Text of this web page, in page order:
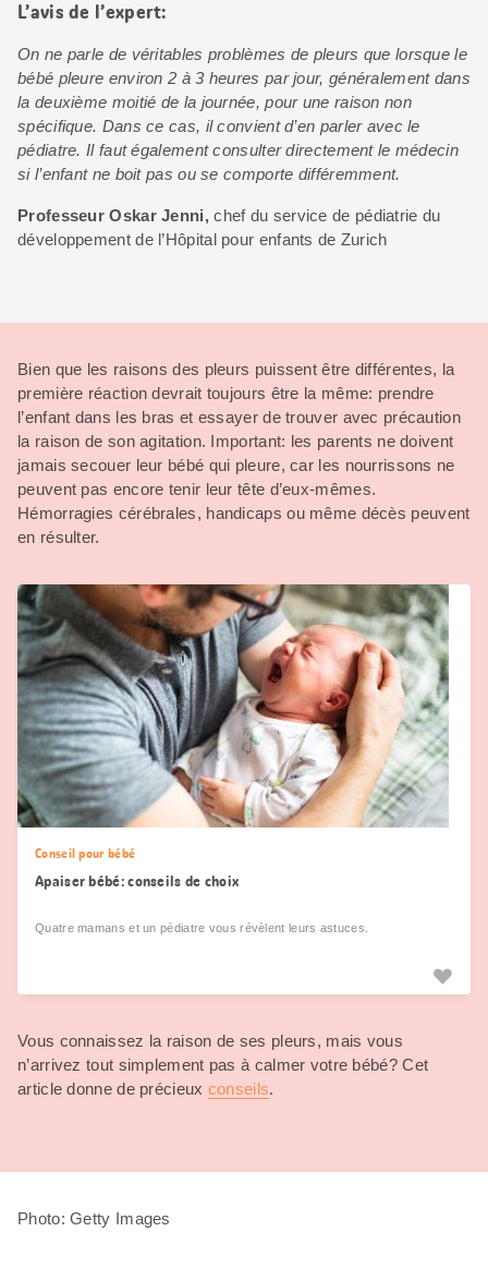
L’avis de l’expert:
On ne parle de véritables problèmes de pleurs que lorsque le
bébé pleure environ 2 à 3 heures par jour, généralement dans
la deuxième moitié de la journée, pour une raison non
spécifique. Dans ce cas, il convient d’en parler avec le
pédiatre. Il faut également consulter directement le médecin
si l’enfant ne boit pas ou se comporte différemment.
Professeur Oskar Jenni,chef du service de pédiatrie du
développement de l’Hôpital pour enfants de Zurich
Bien que les raisons des pleurs puissent être différentes, la
première réaction devrait toujours être la même: prendre
l’enfant dans les bras et essayer de trouver avec précaution
la raison de son agitation. Important: les parents ne doivent
jamais secouer leur bébé qui pleure, car les nourrissons ne
peuvent pas encore tenir leur tête d’eux-mêmes.
Hémorragies cérébrales, handicaps ou même décès peuvent
en résulter.
Conseil pour bébé
Apaiser bébé: conseils de choix
Quatre mamans et un pédiatre vous révèlent leurs astuces.
Vous connaissez la raison de ses pleurs, mais vous
n’arrivez tout simplement pas à calmer votre bébé? Cet
article donne de précieux conseils.
Photo: Getty Images